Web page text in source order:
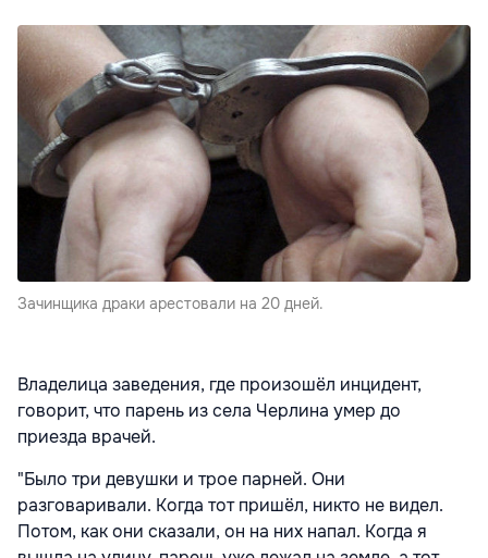
Зачинщика драки арестовали на 20 дней.
Владелица заведения, где произошёл инцидент,
говорит, что парень из села Черлина умер до
приезда врачей.
"Было три девушки и трое парней. Они
разговаривали. Когда тот пришёл, никто не видел.
Потом, как они сказали, он на них напал. Когда я